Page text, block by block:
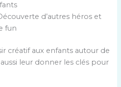
d’autres héros et
fun
créatif aux enfants autour de
leur donner les clés pour